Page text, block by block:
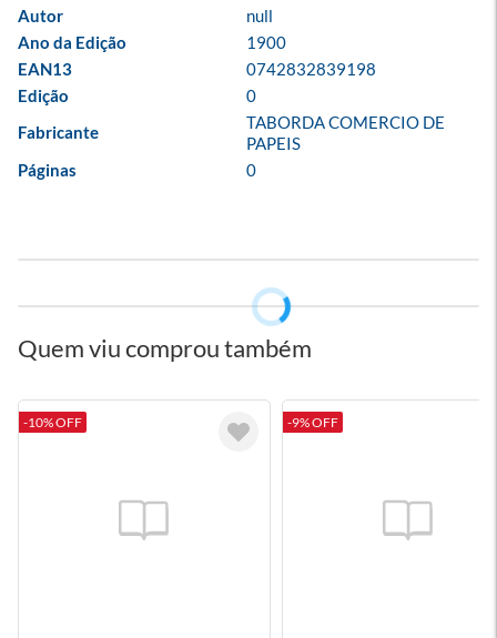
Autor
null
Ano da Edição
1900
EAN13
0742832839198
Edição
0
Fabricante
TABORDA COMERCIO DE
PAPEIS
Páginas
0
Quem viu comprou também
-10% OFF -9% OFF